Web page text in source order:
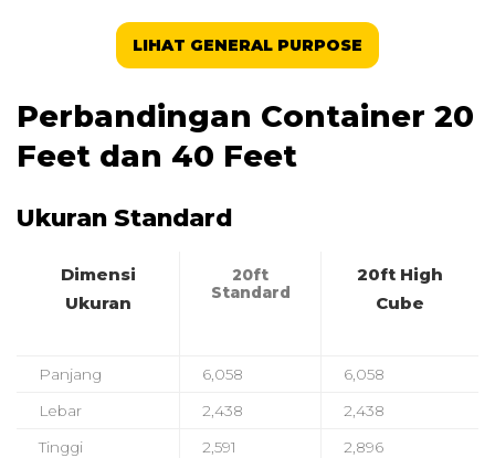
LIHAT GENERAL PURPOSE
Perbandingan Container 20
Feet dan 40 Feet
Ukuran Standard
Dimensi
Ukuran
20ft
Standard
20ft High
Cube
Panjang 6,058 6,058
Lebar 2,438 2,438
Tinggi 2,591 2,896